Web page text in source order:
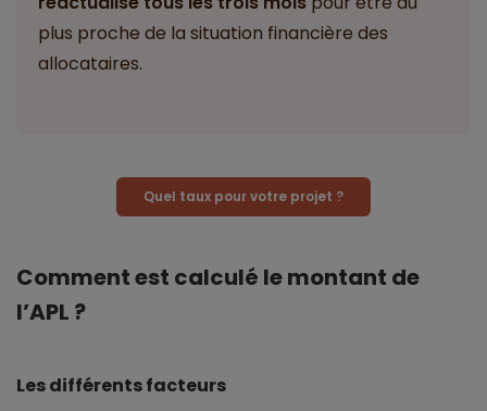
plus proche de la situation financière des
allocataires.
Quel taux pour votre projet ?
Comment est calculé le montant de
l’APL ?
Les différents facteurs